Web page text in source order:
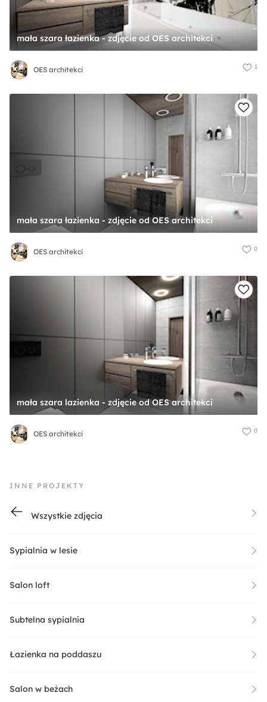
mała szara łazienka - zdjęcie od OES architekci
OES architekci 1
mała szara łazienka - zdjęcie od OES architekci
OES architekci 0
mała szara lazienka - zdjęcie od OES architekci
OES architekci 0
INNE PROJEKTY
Wszystkie zdjęcia
Sypialnia w lesie
Salon loft
Subtelna sypialnia
Łazienka na poddaszu
Salon w beżach